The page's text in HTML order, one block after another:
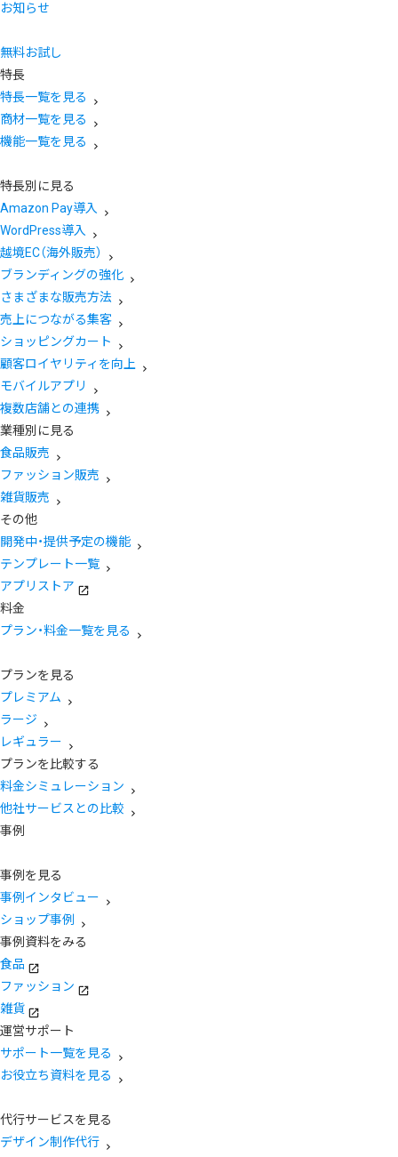
お知らせ
無料お試し
特長
特長一覧を見る
商材一覧を見る
機能一覧を見る
特長別に見る
Amazon Pay導入
WordPress導入
越境EC（海外販売）
ブランディングの強化
さまざまな販売方法
売上につながる集客
ショッピングカート
顧客ロイヤリティを向上
モバイルアプリ
複数店舗との連携
業種別に見る
食品販売
ファッション販売
雑貨販売
その他
開発中・提供予定の機能
テンプレート一覧
アプリストア
料金
プラン・料金一覧を見る
プランを見る
プレミアム
ラージ
レギュラー
プランを比較する
料金シミュレーション
他社サービスとの比較
事例
事例を見る
事例インタビュー
ショップ事例
事例資料をみる
食品
ファッション
雑貨
運営サポート
サポート一覧を見る
お役立ち資料を見る
代行サービスを見る
デザイン制作代行